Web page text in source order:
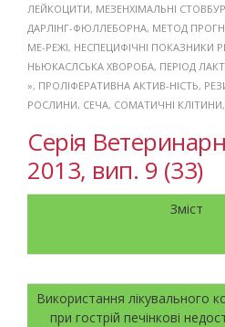
ЛЕЙКОЦИТИ, МЕЗЕНХІМАЛЬНІ
ДАРЛІНГ-ФЮЛЛЕБОРНА, МЕТОД
МЕ-РЕЖІ, НЕСПЕЦИФІЧНІ ПОКАЗНИКИ
НЬЮКАСЛСЬКА ХВОРОБА, ПЕРІОД
», ПРОЛІФЕРАТИВНА АКТИВ-НІСТЬ,
РОСЛИНИ, СЕЧА, СОМАТИЧНІ КЛІТИНИ,
Серія
2013, вип. 9 (33)
Зміст
Використання лікувального
при гострій печінкові